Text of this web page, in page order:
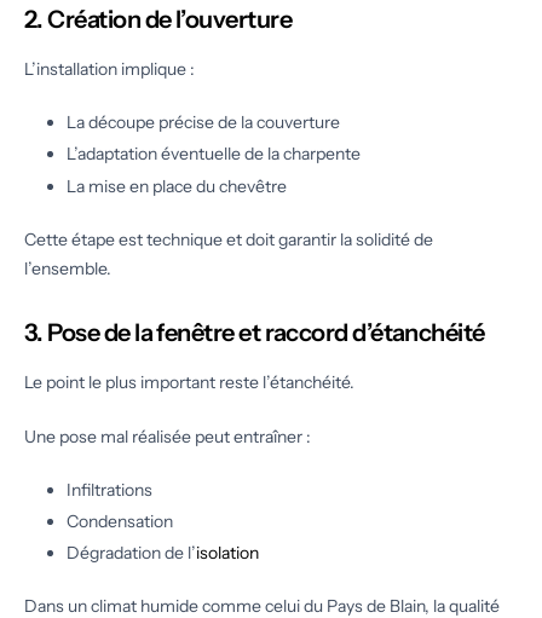
2. Création de l’ouverture
L’installation implique :
La découpe précise de la couverture
L’adaptation éventuelle de la charpente
La mise en place du chevêtre
Cette étape est technique et doit garantir la solidité de
l’ensemble.
3. Pose de la fenêtre et raccord d’étanchéité
Le point le plus important reste l’étanchéité.
Une pose mal réalisée peut entraîner :
Infiltrations
Condensation
Dégradation de l’isolation
Dans un climat humide comme celui du Pays de Blain, la qualité